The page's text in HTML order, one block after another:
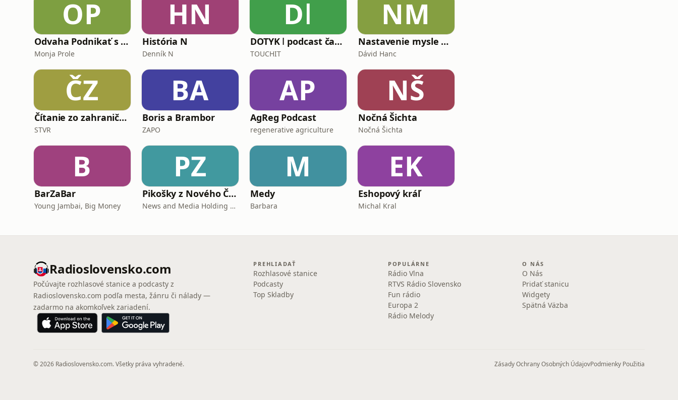
OP
Odvaha Podnikať s Monjou Prole
Monja Prole
HN
História N
Denník N
Dǀ
DOTYK ǀ podcast časopisu TOUCHIT
TOUCHIT
NM
Nastavenie mysle na lásku
Dávid Hanc
ČZ
Čítanie zo zahraničnej tlače
STVR
BA
Boris a Brambor
ZAPO
AP
AgReg Podcast
regenerative agriculture
NŠ
Nočná Šichta
Nočná Šichta
B
BarZaBar
Young Jambai, Big Money
PZ
Pikošky z Nového Času
News and Media Holding a.s.
M
Medy
Barbara
EK
Eshopový kráľ
Michal Kral
Radioslovensko.com
Počúvajte rozhlasové stanice a podcasty z
Radioslovensko.com podľa mesta, žánru či nálady —
zadarmo na akomkoľvek zariadení.
PREHLIADAŤ
Rozhlasové stanice
Podcasty
Top Skladby
POPULÁRNE
Rádio Vlna
RTVS Rádio Slovensko
Fun rádio
Europa 2
Rádio Melody
O NÁS
O Nás
Pridať stanicu
Widgety
Spätná Väzba
© 2026 Radioslovensko.com. Všetky práva vyhradené. Zásady Ochrany Osobných ÚdajovPodmienky Použitia